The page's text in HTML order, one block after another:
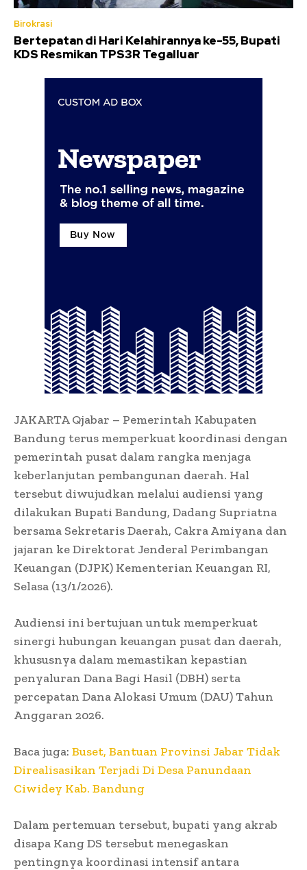
Birokrasi
Bertepatan di Hari Kelahirannya ke-55, Bupati
KDS Resmikan TPS3R Tegalluar
JAKARTA Qjabar – Pemerintah Kabupaten
Bandung terus memperkuat koordinasi dengan
pemerintah pusat dalam rangka menjaga
keberlanjutan pembangunan daerah. Hal
tersebut diwujudkan melalui audiensi yang
dilakukan Bupati Bandung, Dadang Supriatna
bersama Sekretaris Daerah, Cakra Amiyana dan
jajaran ke Direktorat Jenderal Perimbangan
Keuangan (DJPK) Kementerian Keuangan RI,
Selasa (13/1/2026).
Audiensi ini bertujuan untuk memperkuat
sinergi hubungan keuangan pusat dan daerah,
khususnya dalam memastikan kepastian
penyaluran Dana Bagi Hasil (DBH) serta
percepatan Dana Alokasi Umum (DAU) Tahun
Anggaran 2026.
Baca juga: Buset, Bantuan Provinsi Jabar Tidak
Direalisasikan Terjadi Di Desa Panundaan
Ciwidey Kab. Bandung
Dalam pertemuan tersebut, bupati yang akrab
disapa Kang DS tersebut menegaskan
pentingnya koordinasi intensif antara